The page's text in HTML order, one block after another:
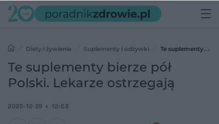
Diety i żywienie Suplementy i odżywki
Te suplementy
bierze pół Polski. Lekarze ostrzegają
Te suplementy bierze pół
Polski. Lekarze ostrzegają
2025-12-29 12:03